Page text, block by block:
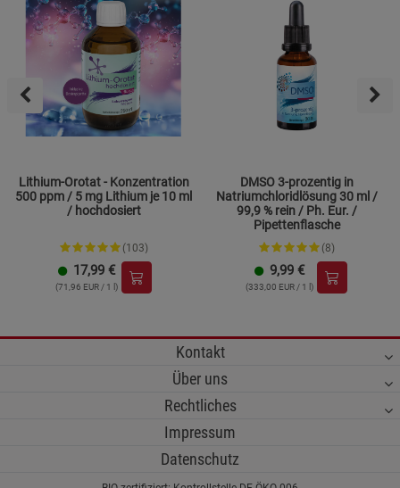
Lithium-Orotat - Konzentration
500 ppm / 5 mg Lithium je 10 ml
/ hochdosiert
(103)
17,99 €
(71,96 EUR / 1 l)
DMSO 3-prozentig in
Natriumchloridlösung 30 ml /
99,9 % rein / Ph. Eur. /
Pipettenflasche
(8)
9,99 €
(333,00 EUR / 1 l)
Kontakt
Über uns
Rechtliches
Impressum
Datenschutz